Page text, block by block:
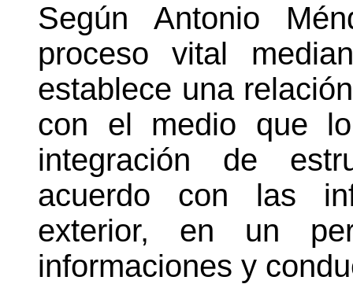
Según Antonio
proceso vital
establece una
con el medio que
integración de
acuerdo con las
exterior, en un
informaciones y